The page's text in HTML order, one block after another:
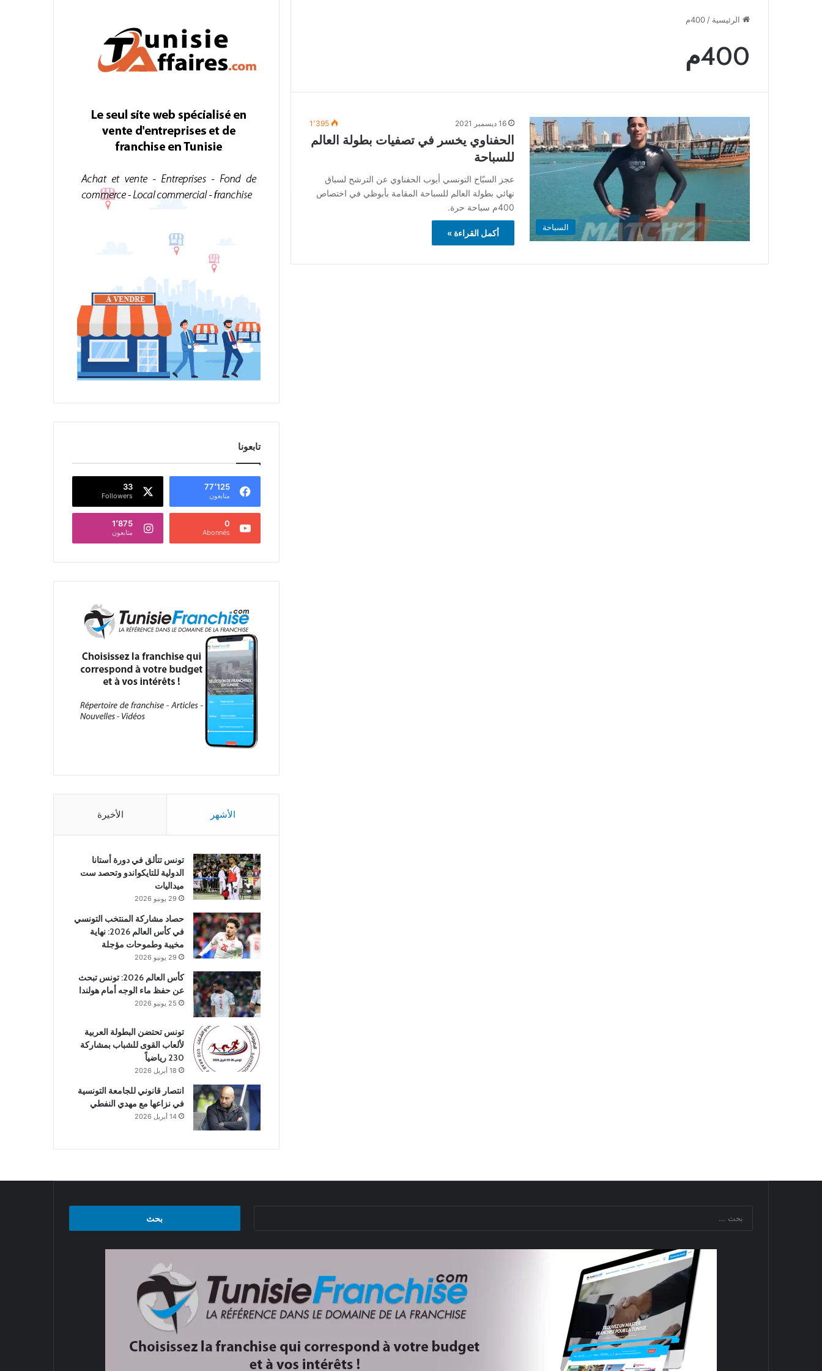
الرئيسية / 400م
400م
السباحة
16 ديسمبر 2021 1٬395
الحفناوي يخسر في تصفيات بطولة العالم
للسباحة
عجز السبّاح التونسي أيوب الحفناوي عن الترشح لسباق
نهائي بطولة العالم للسباحة المقامة بأبوظي في اختصاص
400م سباحة حرة.
أكمل القراءة »
تابعونا
77٬125
متابعون
33
Followers
0
Abonnés
1٬875
متابعون
الأشهر الأخيرة
تونس تتألق في دورة أستانا
الدولية للتايكواندو وتحصد ست
ميداليات
29 يونيو 2026
حصاد مشاركة المنتخب التونسي
في كأس العالم 2026: نهاية
مخيبة وطموحات مؤجلة
29 يونيو 2026
كأس العالم 2026: تونس تبحث
عن حفظ ماء الوجه أمام هولندا
25 يونيو 2026
تونس تحتضن البطولة العربية
لألعاب القوى للشباب بمشاركة
230 رياضياً
18 أبريل 2026
انتصار قانوني للجامعة التونسية
في نزاعها مع مهدي النفطي
14 أبريل 2026